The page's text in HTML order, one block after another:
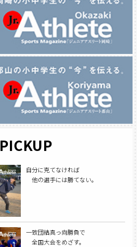
PICKUP
自分に克てなければ
他の選手には勝てない。
一致団結真っ向勝負で
全国大会をめざす。